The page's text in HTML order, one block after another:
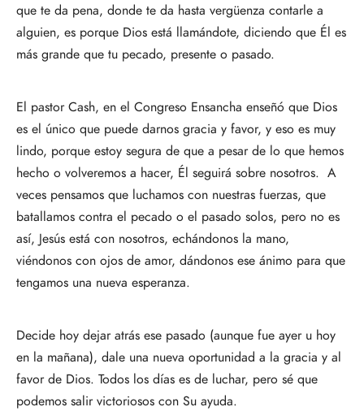
que te da pena, donde te da hasta vergüenza contarle a
alguien, es porque Dios está llamándote, diciendo que Él es
más grande que tu pecado, presente o pasado.
El pastor Cash, en el Congreso Ensancha enseñó que Dios
es el único que puede darnos gracia y favor, y eso es muy
lindo, porque estoy segura de que a pesar de lo que hemos
hecho o volveremos a hacer, Él seguirá sobre nosotros. A
veces pensamos que luchamos con nuestras fuerzas, que
batallamos contra el pecado o el pasado solos, pero no es
así, Jesús está con nosotros, echándonos la mano,
viéndonos con ojos de amor, dándonos ese ánimo para que
tengamos una nueva esperanza.
Decide hoy dejar atrás ese pasado (aunque fue ayer u hoy
en la mañana), dale una nueva oportunidad a la gracia y al
favor de Dios. Todos los días es de luchar, pero sé que
podemos salir victoriosos con Su ayuda.